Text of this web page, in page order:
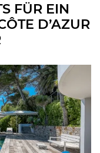
FÜR EIN
D’AZUR